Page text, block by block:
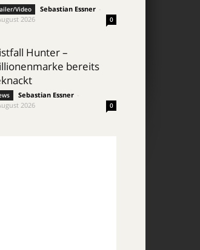
Video Sebastian Essner
2026
0
Hunter –
bereits
Sebastian Essner
2026
0